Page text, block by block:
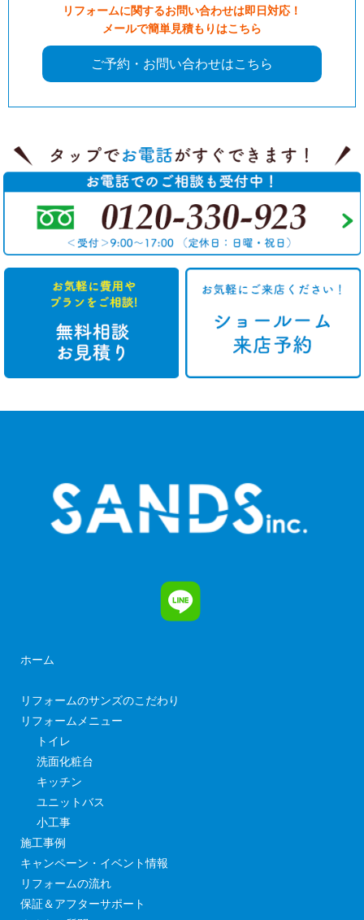
リフォームに関するお問い合わせは即日対応！
メールで簡単見積もりはこちら
ご予約・お問い合わせはこちら
ホーム
リフォームのサンズのこだわり
リフォームメニュー
トイレ
洗面化粧台
キッチン
ユニットバス
小工事
施工事例
キャンペーン・イベント情報
リフォームの流れ
保証＆アフターサポート